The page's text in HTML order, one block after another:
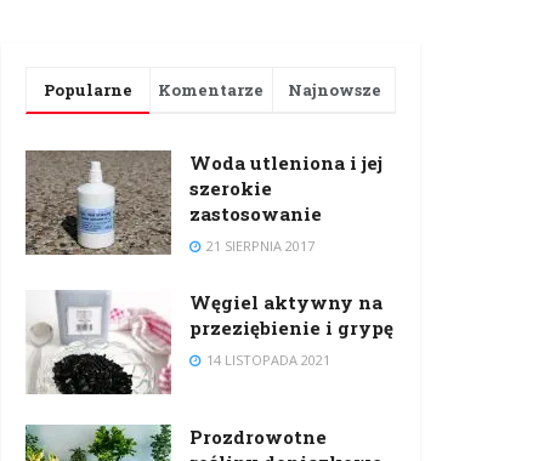
Popularne Komentarze Najnowsze
Woda utleniona i jej
szerokie
zastosowanie
21 SIERPNIA 2017
Węgiel aktywny na
przeziębienie i grypę
14 LISTOPADA 2021
Prozdrowotne